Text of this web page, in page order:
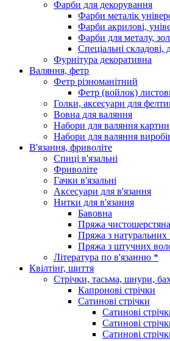
Фарби для декорування
Фарби металік
Фарби акрилові,
Фарби для металу,
Спеціальні складові,
Фурнітура декоративна
Валяння, фетр
Фетр різноманітний
Фетр (войлок)
Голки, аксесуари для
Вовна для валяння
Набори для валяння картин
Набори для валяння
В'язання, фриволіте
Спиці в'язальні
Фриволіте
Гачки в'язальні
Аксесуари для в'язання
Нитки для в'язання
Бавовна
Пряжа чистошерстяна
Пряжа з натуральних
Пряжа з штучних
Література по в'язанню *
Квілтінг, шиття
Стрічки, тасьма, шнури,
Капронові стрічки
Сатинові стрічки
Сатинові
Сатинові
Сатинові